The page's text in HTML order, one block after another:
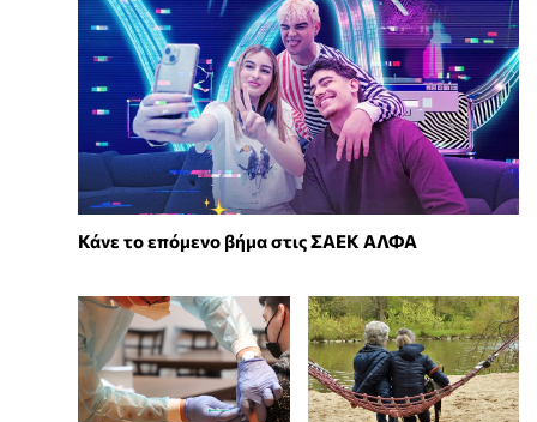
Κάνε το επόμενο βήμα στις ΣΑΕΚ ΑΛΦΑ